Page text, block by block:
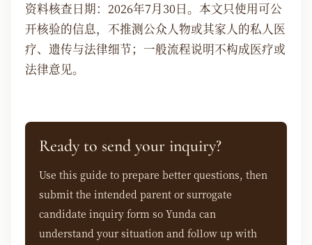
资料核查日期：2026年7月30日。本文只使用可公
开核验的信息，不推测公众人物或其家人的私人医
疗、遗传与法律细节；一般流程说明不构成医疗或
法律意见。
Ready to send your inquiry?
Use this guide to prepare better questions, then
submit the intended parent or surrogate
candidate inquiry form so Yunda can
understand your situation and follow up with